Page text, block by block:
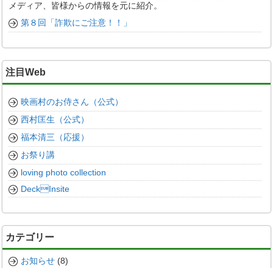
メディア、皆様からの情報を元に紹介。
第８回「詐欺にご注意！！」
注目Web
映画村のお侍さん（公式）
西村匡生（公式）
福本清三（応援）
お祭り講
loving photo collection
DeckInsite
カテゴリー
お知らせ (8)